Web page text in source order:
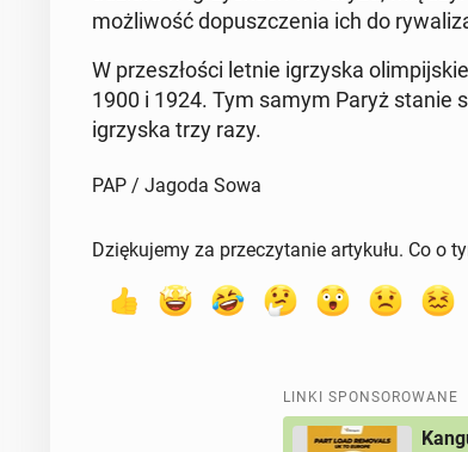
moż­li­wość do­pusz­cze­nia ich do
W prze­szło­ści letnie igrzy­ska
1900 i 1924. Tym samym Paryż stanie
igrzy­ska trzy razy.
PAP / Jagoda Sowa
Dziękujemy za przeczytanie artykułu. Co o
LINKI SPONSOROWANE